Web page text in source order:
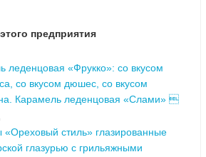
предприятия
леденцовая «Фрукко»: со вкусом
со вкусом дюшес, со вкусом
Карамель леденцовая «Слами» 
стиль» глазированные
глазурью с грильяжными